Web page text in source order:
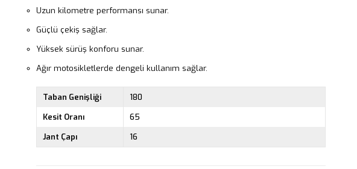
Uzun kilometre performansı sunar.
Güçlü çekiş sağlar.
Yüksek sürüş konforu sunar.
Ağır motosikletlerde dengeli kullanım sağlar.
Taban Genişliği
180
Kesit Oranı
65
Jant Çapı
16